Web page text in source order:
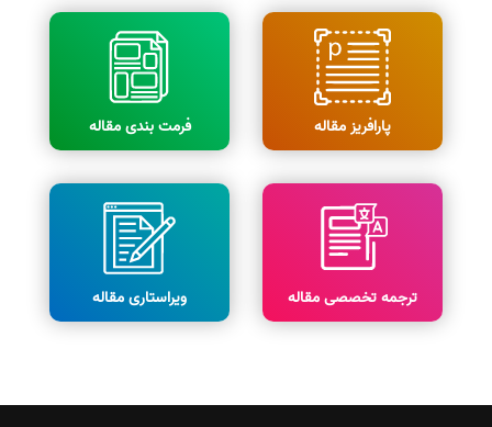
پارافریز مقاله فرمت بندی مقاله
ترجمه تخصصی مقاله ویراستاری مقاله